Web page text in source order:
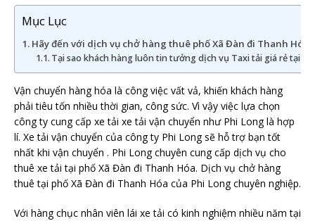
Mục Lục
Hãy đến với dịch vụ chở hàng thuê phố Xã Đàn đi Thanh
Tại sao khách hàng luôn tin tưởng dịch vụ Taxi tải giá rẻ tại
Vận chuyển hàng hóa là công việc vất vả, khiến khách hàng
phải tiêu tốn nhiều thời gian, công sức. Vì vậy việc lựa chọn
công ty cung cấp xe tải xe tải vận chuyển như Phi Long là hợp
lí. Xe tải vận chuyển của công ty Phi Long sẽ hỗ trợ bạn tốt
nhất khi vận chuyển . Phi Long chuyên cung cấp dịch vụ cho
thuê xe tải tại phố Xã Đàn đi Thanh Hóa. Dịch vụ chở hàng
thuê tại phố Xã Đàn đi Thanh Hóa của Phi Long chuyên nghiệp.
Với hàng chục nhân viên lái xe tải có kinh nghiệm nhiều năm tại